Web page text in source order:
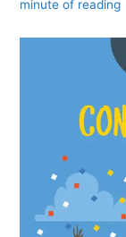
minute of reading